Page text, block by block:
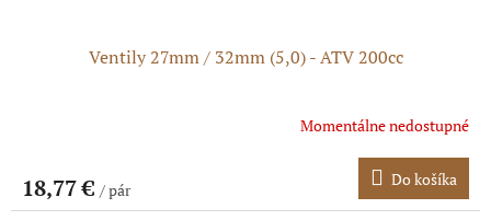
Ventily 27mm / 32mm (5,0) - ATV 200cc
Momentálne nedostupné
18,77 € / pár
Do košíka